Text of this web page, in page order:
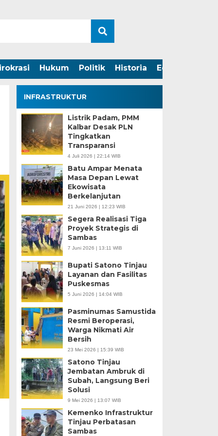
Hukum Politik Historia Edukasi
INFRASTRUKTUR
Listrik Padam, PMM
Kalbar Desak PLN
Tingkatkan
Transparansi
4 Juli 2026 | 22:14 WIB
Batu Ampar Menata
Masa Depan Lewat
Ekowisata
Berkelanjutan
21 Juni 2026 | 12:23 WIB
Segera Realisasi Tiga
Proyek Strategis di
Sambas
7 Juni 2026 | 13:11 WIB
Bupati Satono Tinjau
Layanan dan Fasilitas
Puskesmas
5 Juni 2026 | 14:04 WIB
Pasminumas Samustida
Resmi Beroperasi,
Warga Nikmati Air
Bersih
23 Mei 2026 | 15:39 WIB
Satono Tinjau
Jembatan Ambruk di
Subah, Langsung Beri
Solusi
9 Mei 2026 | 13:07 WIB
Kemenko Infrastruktur
Tinjau Perbatasan
Sambas